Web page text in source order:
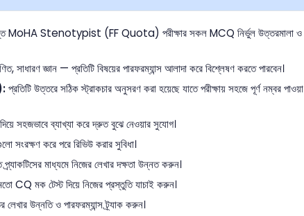
MoHA Stenotypist (FF Quota) পরীক্ষার সকল MCQ নির্ভুল উত্তরমালা ও
সাধারণ জ্ঞান — প্রতিটি বিষয়ের পারফরম্যান্স আলাদা করে বিশ্লেষণ করতে পারবেন।
প্রতিটি উত্তরে সঠিক স্ট্রাকচার অনুসরণ করা হয়েছে যাতে পরীক্ষায় সহজে পূর্ণ নম্বর পাওয়া
সহজভাবে ব্যাখ্যা করে দ্রুত বুঝে নেওয়ার সুযোগ।
করে পরে রিভিউ করার সুবিধা।
মাধ্যমে নিজের লেখার দক্ষতা উন্নত করুন।
CQ মক টেস্ট দিয়ে নিজের প্রস্তুতি যাচাই করুন।
উন্নতি ও পারফরম্যান্স ট্র্যাক করুন।